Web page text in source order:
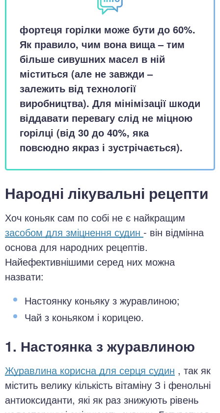
фортеця горілки може бути до 60%.
Як правило, чим вона вища – тим
більше сивушних масел в ній
міститься (але не завжди –
залежить від технології
виробництва). Для мінімізації шкоди
віддавати перевагу слід не міцною
горілці (від 30 до 40%, яка
повсюдно якраз і зустрічається).
Народні лікувальні рецепти
Хоч коньяк сам по собі не є найкращим
засобом для зміцнення судин - він відмінна
основа для народних рецептів.
Найефективнішими серед них можна
назвати:
Настоянку коньяку з журавлиною;
Чай з коньяком і корицею.
1. Настоянка з журавлиною
Журавлина корисна для серця судин , так як
містить велику кількість вітаміну З і фенольні
антиоксиданти, які як раз знижують рівень